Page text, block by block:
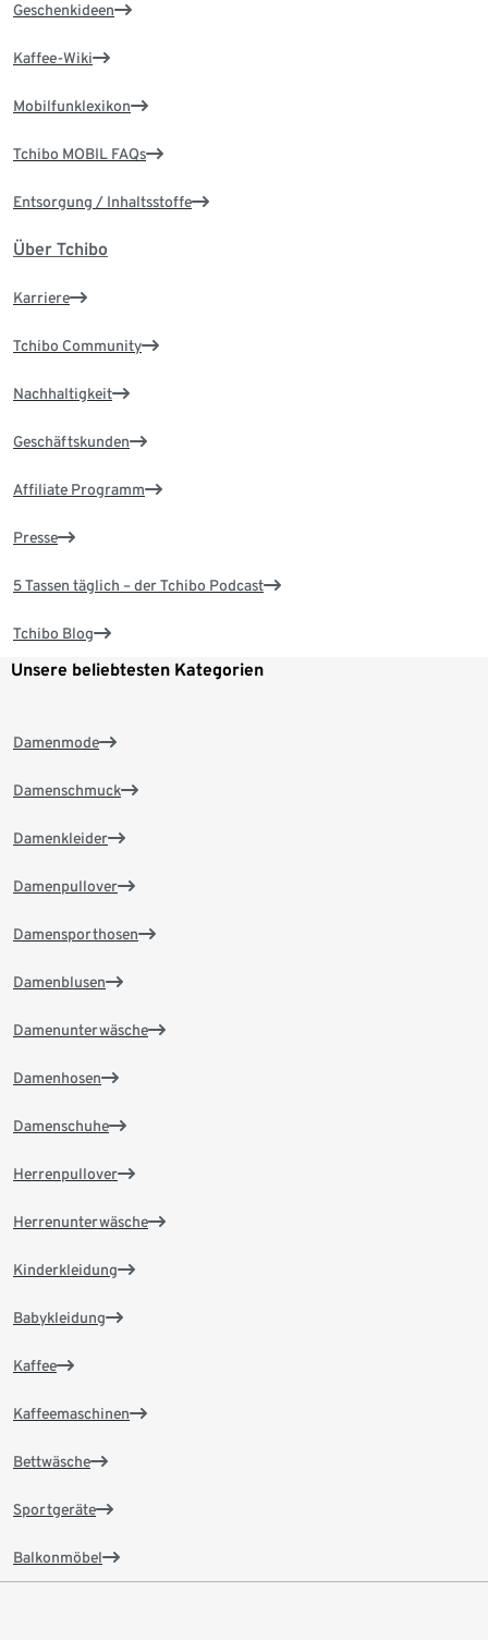
Geschenkideen
Kaffee-Wiki
Mobilfunklexikon
Tchibo MOBIL FAQs
Entsorgung / Inhaltsstoffe
Über Tchibo
Karriere
Tchibo Community
Nachhaltigkeit
Geschäftskunden
Affiliate Programm
Presse
5 Tassen täglich – der Tchibo Podcast
Tchibo Blog
Unsere beliebtesten Kategorien
Damenmode
Damenschmuck
Damenkleider
Damenpullover
Damensporthosen
Damenblusen
Damenunterwäsche
Damenhosen
Damenschuhe
Herrenpullover
Herrenunterwäsche
Kinderkleidung
Babykleidung
Kaffee
Kaffeemaschinen
Bettwäsche
Sportgeräte
Balkonmöbel